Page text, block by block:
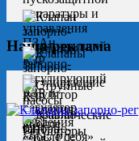
Наша реклама